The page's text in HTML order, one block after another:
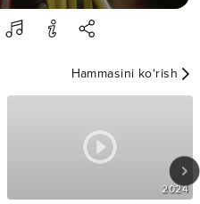
Hammasini ko‘rish
2024